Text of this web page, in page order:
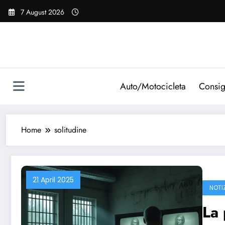
Vai
7 August 2026
Auto/Motocicleta
Home solitudine
21 April 2025
La